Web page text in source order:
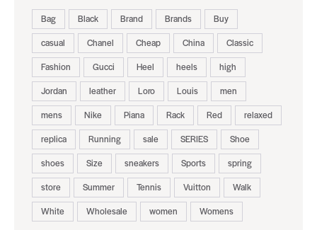
Bag Black Brand Brands
Buy
casual
Chanel Cheap China
Classic
Fashion
Gucci Heel heels
high
Jordan
leather Loro Louis
men
mens
Nike Piana Rack Red
relaxed
replica
Running sale SERIES
Shoe
shoes
Size sneakers Sports
spring
store
Summer Tennis Vuitton
Walk
White
Wholesale women Womens